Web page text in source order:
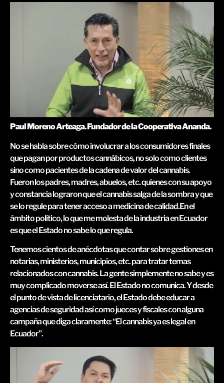
Paul Moreno Arteaga. Fundador de la Cooperativa Ananda.
No se habla sobre cómo involucrar a los consumidores finales
que pagan por productos cannábicos, no solo como clientes
sino como pacientes de la cadena de valor del cannabis.
Fueron los padres, madres, abuelos, etc. quienes con su apoyo
y constancia lograron que el cannabis salga de la sombra y que
se lo regule para tener acceso a medicina de calidad.En el
ámbito político, lo que me molesta de la industria en Ecuador
es que el Estado no sabe lo que regula.
Tenemos cientos de anécdotas que contar sobre gestiones en
notarias, ministerios, municipios, etc. para tratar temas
relacionados con cannabis. La gente simplemente no sabe y es
muy complicado moverse así. El Estado no comunica. Y desde
el punto de vista de licenciatario, el Estado debe educar a
agencias de seguridad así como jueces y fiscales con alguna
campaña que diga claramente: “El cannabis ya es legal en
Ecuador”.